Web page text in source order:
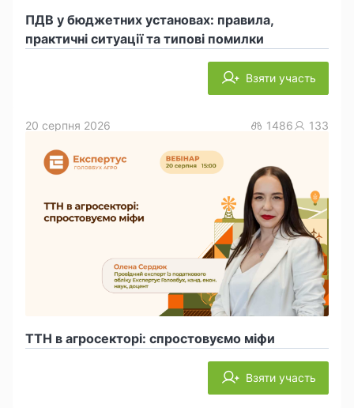
ПДВ у бюджетних установах: правила,
практичні ситуації та типові помилки
Взяти участь
ТТН в агросекторі: спростовуємо міфи
20 серпня 2026 1486 133
Взяти участь